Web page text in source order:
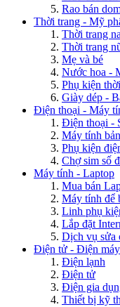
Rao bán
Thời trang - Mỹ
Thời trang
Thời trang
Mẹ và bé
Nước hoa -
Phụ kiện
Giày dép -
Điện thoại - Máy
Điện thoại -
Máy tính
Phụ kiện
Chợ sim số
Máy tính - Laptop
Mua bán
Máy tính để
Linh phụ
Lắp đặt
Dịch vụ sửa
Điện tử - Điện máy
Điện lạnh
Điện tử
Điện gia
Thiết bị kỹ